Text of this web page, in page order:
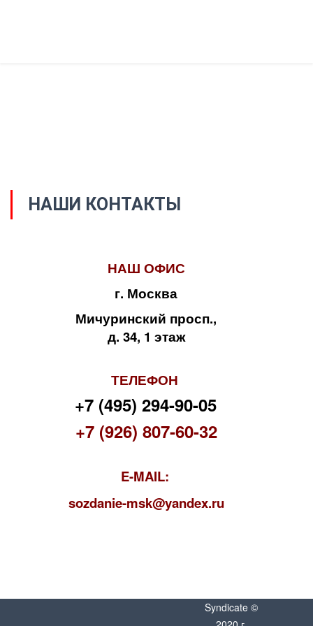
НАШИ КОНТАКТЫ
НАШ ОФИС
г. Москва
Мичуринский просп.,
д. 34, 1 этаж
ТЕЛЕФОН
+7 (495) 294-90-05
+7 (926) 807-60-32
E-MAIL:
sozdanie-msk@yandex.ru
Syndicate ©